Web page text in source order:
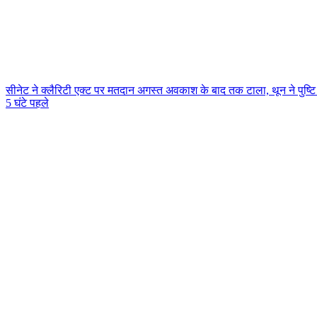
सीनेट ने क्लैरिटी एक्ट पर मतदान अगस्त अवकाश के बाद तक टाला, थून ने
5 घंटे पहले